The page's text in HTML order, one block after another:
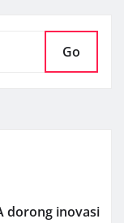
Go
dorong inovasi